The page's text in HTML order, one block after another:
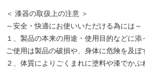
＜ 漆器の取扱上の注意 ＞
～安全・快適にお使いいただける為には～
１、製品の本来の用途・使用目的などに
ご使用は製品の破損や、身体に危険を及ぼ
２、体質によりごくまれに塗料や漆でか